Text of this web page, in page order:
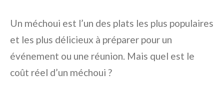
Un méchoui est l’un des plats les plus populaires
et les plus délicieux à préparer pour un
événement ou une réunion. Mais quel est le
coût réel d’un méchoui ?